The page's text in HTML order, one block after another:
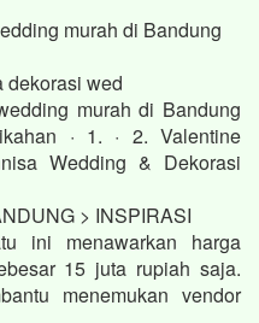
murah di Bandung
dekorasi wed
murah di Bandung
· 1. · 2. Valentine
Wedding & Dekorasi
> INSPIRASI
ini menawarkan harga
15 juta rupiah saja.
menemukan vendor